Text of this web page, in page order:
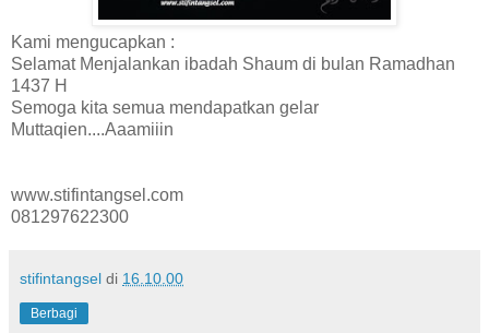
Kami mengucapkan :
Selamat Menjalankan ibadah Shaum di bulan Ramadhan
1437 H
Semoga kita semua mendapatkan gelar
Muttaqien....Aaamiiin
www.stifintangsel.com
081297622300
stifintangsel di 16.10.00
Berbagi